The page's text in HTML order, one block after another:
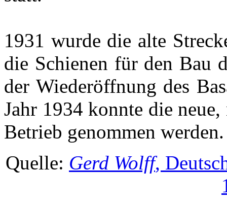
1931 wurde die alte
die Schienen für den Bau
der Wiederöffnung des
Jahr 1934 konnte die
Betrieb genommen werden.
Quelle: Gerd Wolff,